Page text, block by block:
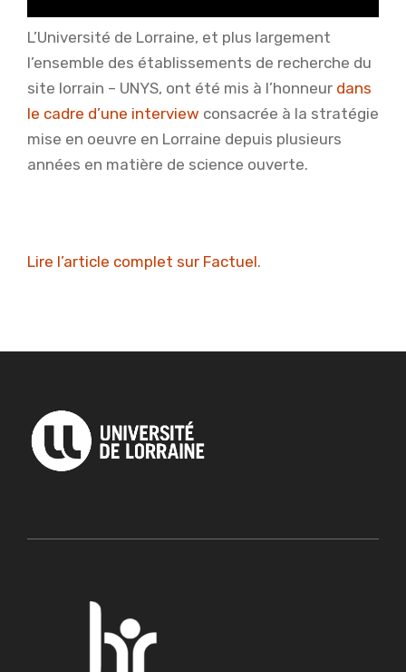
L’Université de Lorraine, et plus largement
l’ensemble des établissements de recherche du
site lorrain – UNYS, ont été mis à l’honneur dans
le cadre d’une interview consacrée à la stratégie
mise en oeuvre en Lorraine depuis plusieurs
années en matière de science ouverte.
Lire l’article complet sur Factuel.